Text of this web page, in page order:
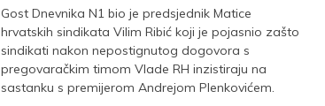
Gost Dnevnika N1 bio je predsjednik Matice
hrvatskih sindikata Vilim Ribić koji je pojasnio zašto
sindikati nakon nepostignutog dogovora s
pregovaračkim timom Vlade RH inzistiraju na
sastanku s premijerom Andrejom Plenkovićem.